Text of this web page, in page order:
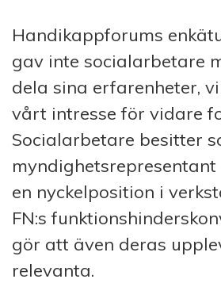
Handikappforums
gav inte socialarbetare
dela sina erfarenheter,
vårt intresse för vidare
Socialarbetare besitter
myndighetsrepresentant
en nyckelposition i
FN:s
gör att även deras
relevanta.